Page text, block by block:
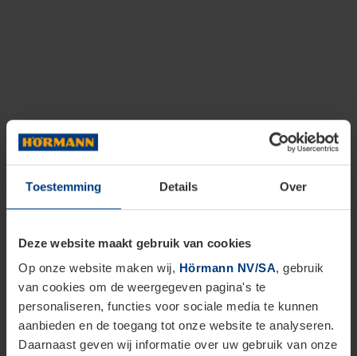
Toestemming Details Over
Deze website maakt gebruik van cookies
Op onze website maken wij, Hörmann NV/SA, gebruik
van cookies om de weergegeven pagina's te
personaliseren, functies voor sociale media te kunnen
aanbieden en de toegang tot onze website te analyseren.
Daarnaast geven wij informatie over uw gebruik van onze